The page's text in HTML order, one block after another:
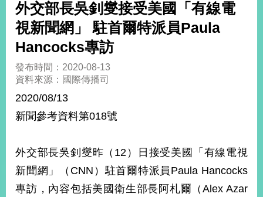
總
合
外
交
值
經
濟
不
外交部長吳釗燮接受美國「有線電
視新聞網」 駐首爾特派員Paula
Hancocks專訪
發布時間：2020-08-13
資料來源：國際傳播司
2020/08/13
新聞參考資料第018號
外交部長吳釗燮昨（12）日接受美國「有線電視
新聞網」（CNN）駐首爾特派員Paula Hancocks
專訪，內容包括美國衛生部長阿札爾（Alex Azar